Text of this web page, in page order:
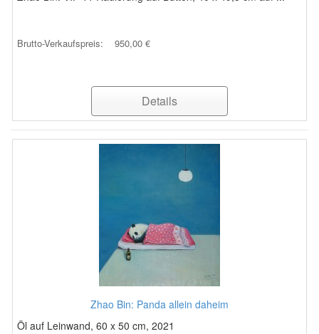
Brutto-Verkaufspreis: 950,00 €
Details
Zhao Bin: Panda allein daheim
Öl auf Leinwand, 60 x 50 cm, 2021